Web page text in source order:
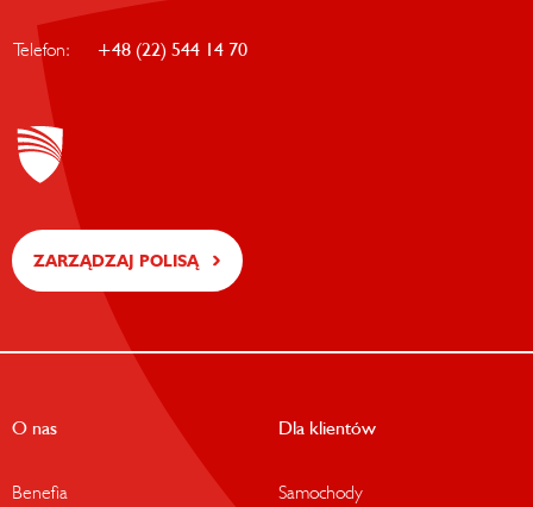
Telefon: +48 (22) 544 14 70
ZARZĄDZAJ POLISĄ
O nas
Benefia
Dla klientów
Samochody